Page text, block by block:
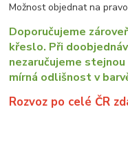
Možnost objednat na
Doporučujeme
křeslo. Při
nezaručujeme
mírná odlišnost v
Rozvoz po celé ČR